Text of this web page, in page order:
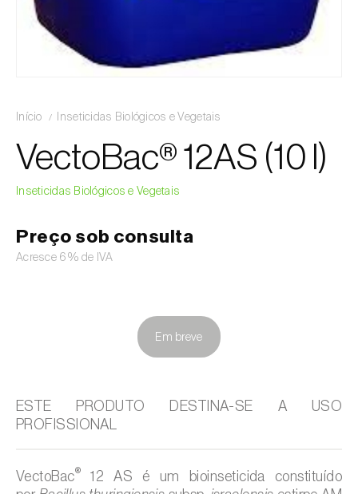
Início Inseticidas Biológicos e Vegetais
VectoBac® 12AS (10 l)
Inseticidas Biológicos e Vegetais
Preço sob consulta
Acresce 6% de IVA
Em breve
ESTE PRODUTO DESTINA-SE A USO
PROFISSIONAL
VectoBac®
12 AS é um bioinseticida constituído